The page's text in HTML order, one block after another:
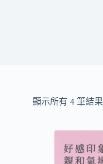
顯示所有 4 筆結果